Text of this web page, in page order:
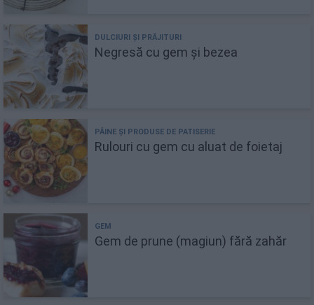
Negresă cu gem și bezea
Rulouri cu gem cu aluat de foietaj
Gem de prune (magiun) fără zahăr